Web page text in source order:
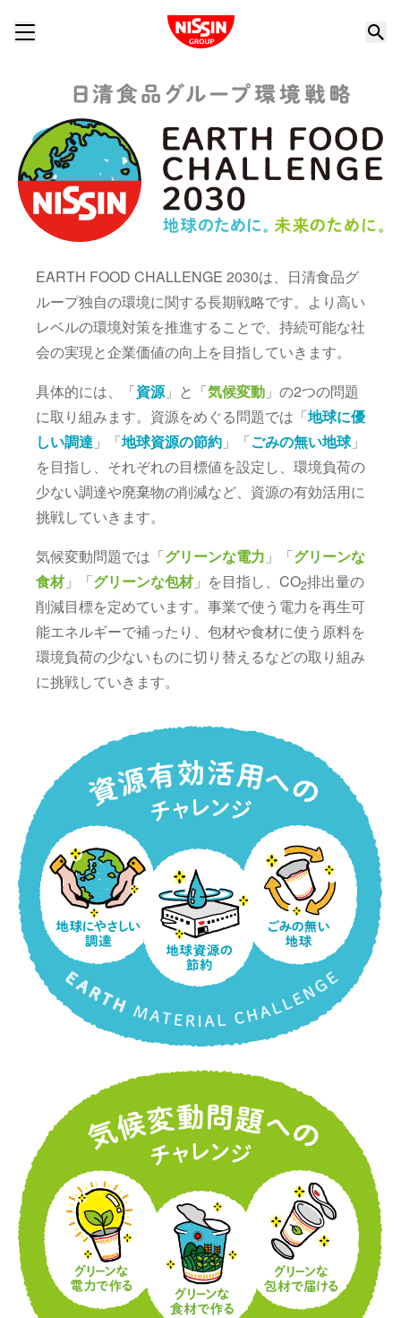
Nissin Group
EARTH FOOD CHALLENGE 2030は、日清食品グ
ループ独自の環境に関する長期戦略です。より高い
レベルの環境対策を推進することで、持続可能な社
会の実現と企業価値の向上を目指していきます。
具体的には、「資源」と「気候変動 」の2つの問題
に取り組みます。資源をめぐる問題では「地球に優
しい調達 」「地球資源の節約 」「ごみの無い地球」
を目指し、それぞれの目標値を設定し、環境負荷の
少ない調達や廃棄物の削減など、資源の有効活用に
挑戦していきます。
気候変動問題では「グリーンな電力 」「グリーンな
食材」「グリーンな包材」を目指し、CO2排出量の
削減目標を定めています。事業で使う電力を再生可
能エネルギーで補ったり、包材や食材に使う原料を
環境負荷の少ないものに切り替えるなどの取り組み
に挑戦していきます。